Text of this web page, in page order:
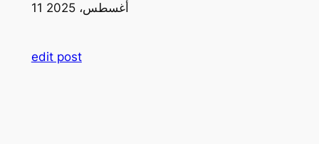
11 أغسطس، 2025
edit post